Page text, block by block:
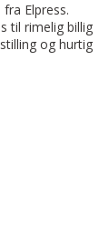
Elpress.
til rimelig billig
og hurtig